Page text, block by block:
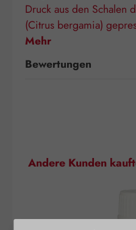
Druck aus den Schalen
(Citrus bergamia)
Mehr
Bewertungen
Produktgalerie überspringen
Andere Kunden